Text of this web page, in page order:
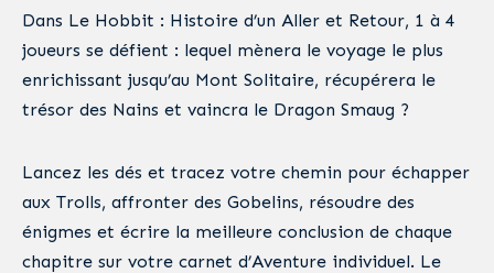
Dans Le Hobbit : Histoire d’un Aller et Retour, 1 à 4
joueurs se défient : lequel mènera le voyage le plus
enrichissant jusqu’au Mont Solitaire, récupérera le
trésor des Nains et vaincra le Dragon Smaug ?
Lancez les dés et tracez votre chemin pour échapper
aux Trolls, affronter des Gobelins, résoudre des
énigmes et écrire la meilleure conclusion de chaque
chapitre sur votre carnet d’Aventure individuel. Le